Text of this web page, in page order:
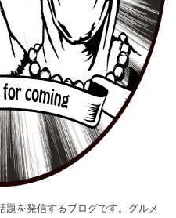
を発信するブログです。グルメ